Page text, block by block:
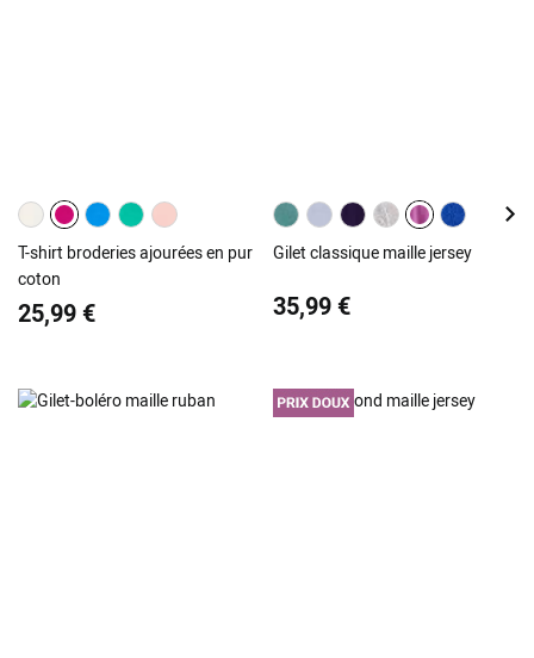
T-shirt broderies ajourées en pur
coton
25,99 €
Gilet classique maille jersey
35,99 €